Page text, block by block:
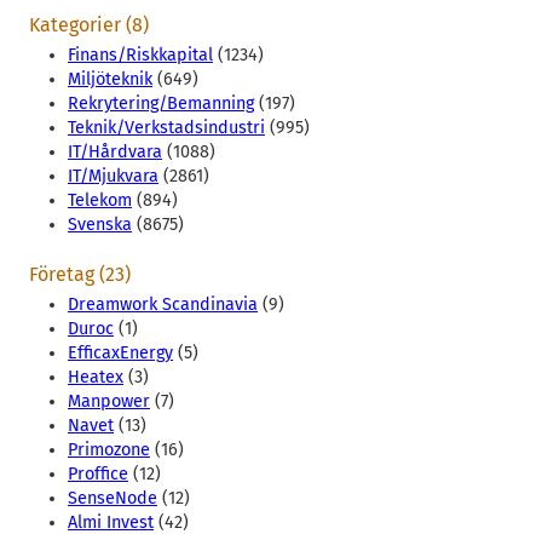
Kategorier (8)
Finans/Riskkapital (1234)
Miljöteknik(649)
Rekrytering/Bemanning(197)
Teknik/Verkstadsindustri (995)
IT/Hårdvara (1088)
IT/Mjukvara (2861)
Telekom (894)
Svenska (8675)
Företag (23)
Dreamwork Scandinavia (9)
Duroc (1)
EfficaxEnergy (5)
Heatex (3)
Manpower (7)
Navet (13)
Primozone (16)
Proffice (12)
SenseNode (12)
Almi Invest (42)